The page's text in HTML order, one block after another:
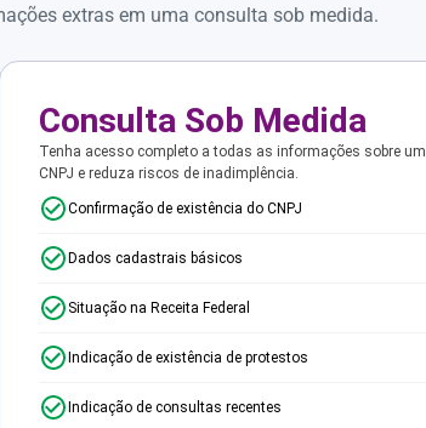
extras em uma consulta sob medida.
Consulta Sob Medida
Tenha acesso completo a todas as informações sobre um
CNPJ e reduza riscos de inadimplência.
Confirmação de existência do CNPJ
Dados cadastrais básicos
Situação na Receita Federal
Indicação de existência de protestos
Indicação de consultas recentes